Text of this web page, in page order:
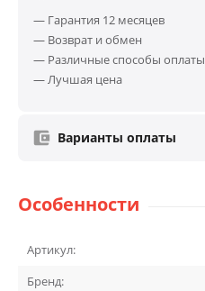
— Гарантия 12 месяцев
— Возврат и обмен
— Различные способы оплаты
— Лучшая цена
Варианты оплаты
Особенности
Артикул:
Бренд: